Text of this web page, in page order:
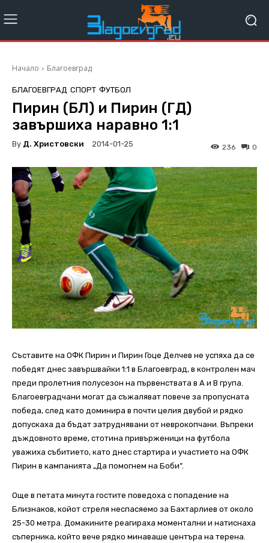
Начало Благоевград
БЛАГОЕВГРАД СПОРТ ФУТБОЛ
Пирин (БЛ) и Пирин (ГД)
завършиха наравно 1:1
By Д. Христовски 2014-01-25 0
236
Съставите на ОФК Пирин и Пирин Гоце Делчев не успяха да се
победят днес завършвайки 1:1 в Благоевград, в контролен мач
преди пролетния полусезон на първенствата в А и В група.
Благоевградчани могат да съжаляват повече за пропусната
победа, след като доминира в почти целия двубой и рядко
допускаха да бъдат затруднявани от неврокопчани. Въпреки
дъждовното време, стотина привърженици на футбола
уважиха събитието, като днес стартира и участието на ОФК
Пирин в кампанията „Да помогнем на Боби”.
Още в петата минута гостите поведоха с попадение на
Близнаков, койот стреля неспасяемо за Бахтарлиев от около
25-30 метра. Домакините реагираха моментални и натиснаха
съперника, който вече рядко минаваше центъра на терена.